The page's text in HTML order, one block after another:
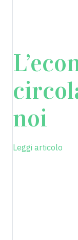
noi
Leggi articolo